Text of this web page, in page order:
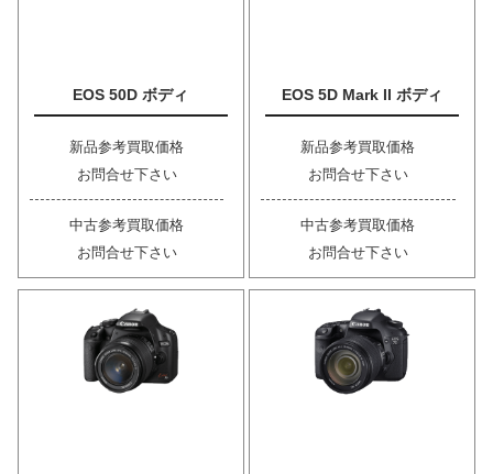
EOS 50D ボディ
新品参考買取価格
お問合せ下さい
中古参考買取価格
お問合せ下さい
EOS 5D Mark II ボディ
新品参考買取価格
お問合せ下さい
中古参考買取価格
お問合せ下さい